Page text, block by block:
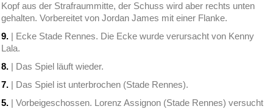
Kopf aus der Strafraummitte, der Schuss wird aber rechts unten
gehalten. Vorbereitet von Jordan James mit einer Flanke.
9. | Ecke Stade Rennes. Die Ecke wurde verursacht von Kenny
Lala.
8. | Das Spiel läuft wieder.
7. | Das Spiel ist unterbrochen (Stade Rennes).
5. | Vorbeigeschossen. Lorenz Assignon (Stade Rennes) versucht